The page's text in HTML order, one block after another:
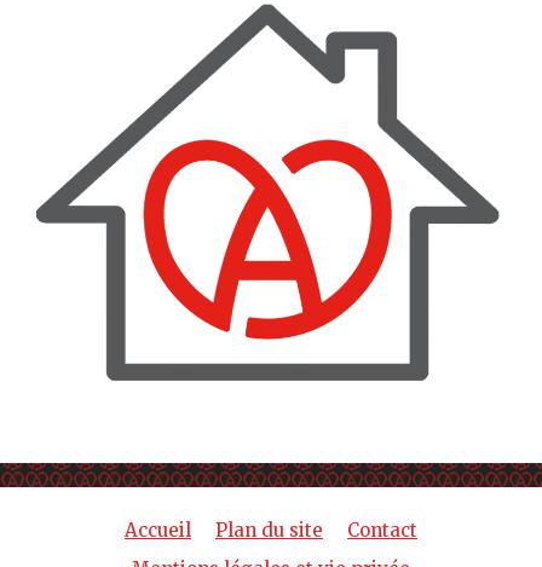
Accueil Plan du site
Contact